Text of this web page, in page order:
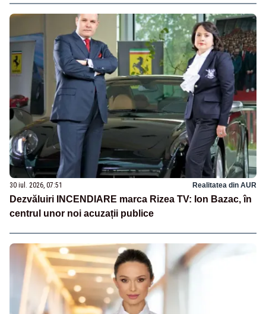
30 iul. 2026, 07:51 Realitatea din AUR
Dezvăluiri INCENDIARE marca Rizea TV: Ion Bazac, în
centrul unor noi acuzații publice